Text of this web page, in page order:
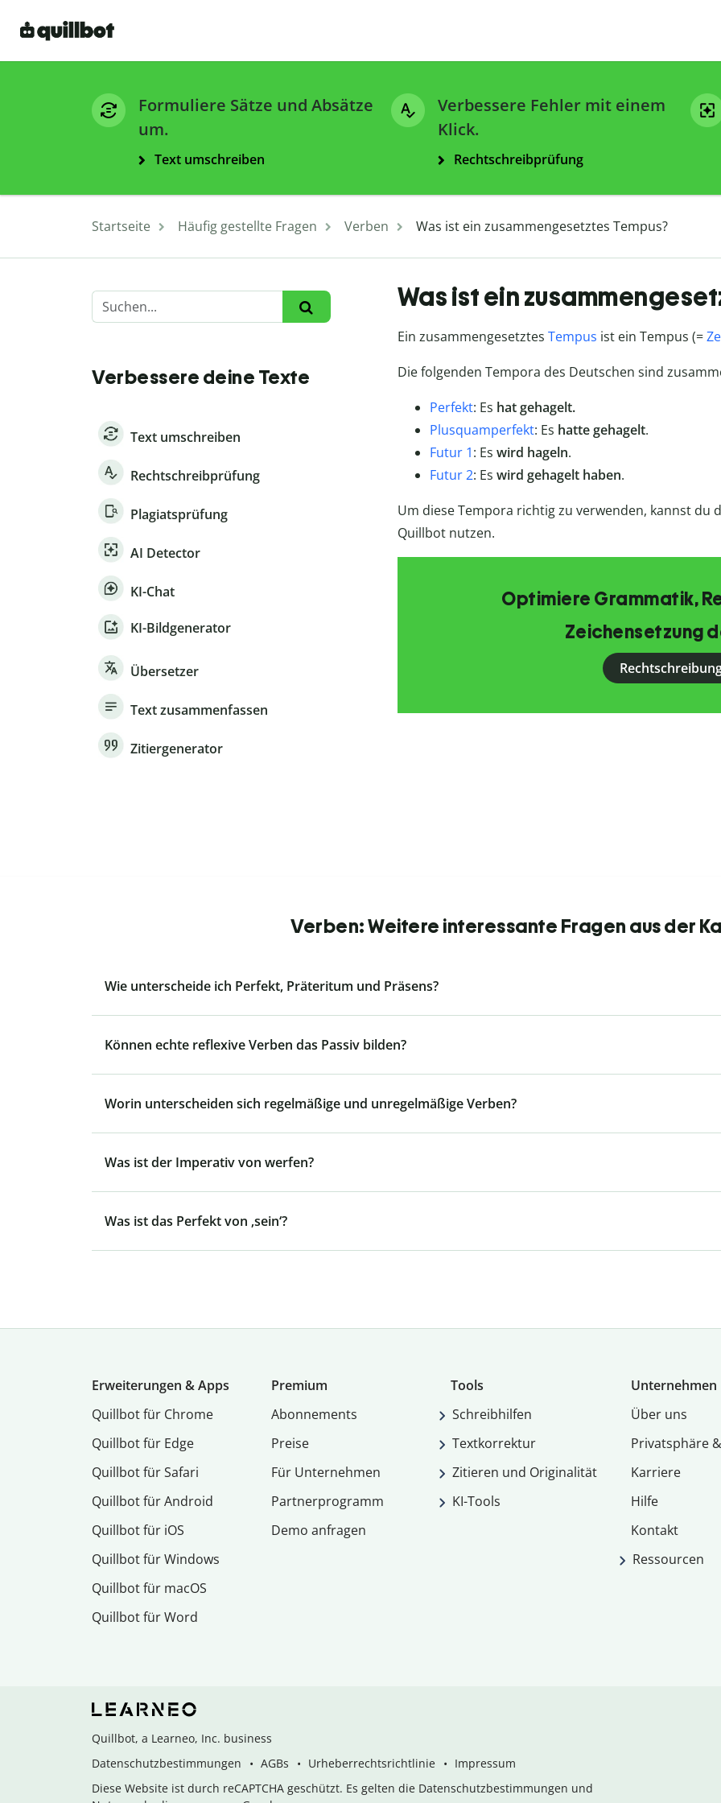
Formuliere Sätze und Absätze
um.
Text umschreiben
Verbessere Fehler mit einem
Klick.
Rechtschreibprüfung
Startseite Häufig gestellte Fragen Verben Was ist ein zusammengesetztes Tempus?
Verbessere deine Texte
Text umschreiben
Rechtschreibprüfung
Plagiatsprüfung
AI Detector
KI-Chat
KI-Bildgenerator
Übersetzer
Text zusammenfassen
Zitiergenerator
Was ist ein
Ein zusammengesetztes Tempus ist ein Tempus (=
Die folgenden Tempora des Deutschen sind
Perfekt: Es hat gehagelt.
Plusquamperfekt: Es hatte gehagelt.
Futur 1: Es wird hageln.
Futur 2: Es wird gehagelt haben.
Um diese Tempora richtig zu verwenden, kannst du
Quillbot nutzen.
Optimiere Grammatik,
Zeichensetzung
Verben: Weitere interessante Fragen aus der
Wie unterscheide ich Perfekt, Präteritum und Präsens?
Können echte reflexive Verben das Passiv bilden?
Worin unterscheiden sich regelmäßige und unregelmäßige Verben?
Was ist der Imperativ von werfen?
Was ist das Perfekt von ‚sein‘?
Erweiterungen & Apps
Quillbot für Chrome
Quillbot für Edge
Quillbot für Safari
Quillbot für Android
Quillbot für iOS
Quillbot für Windows
Quillbot für macOS
Quillbot für Word
Premium
Abon­ne­ments
Preise
Für Unternehmen
Partnerprogramm
Demo anfragen
Tools
Schreibhilfen
Textkorrektur
Zitieren und Originalität
KI-Tools
Unternehmen
Über uns
Privatsphäre
Karriere
Hilfe
Kontakt
Ressourcen
Quillbot, a Learneo, Inc. business
Datenschutzbestimmungen
AGBs Urheberrechtsrichtlinie
Impressum
Diese Website ist durch reCAPTCHA geschützt. Es gelten die Datenschutzbestimmungen und